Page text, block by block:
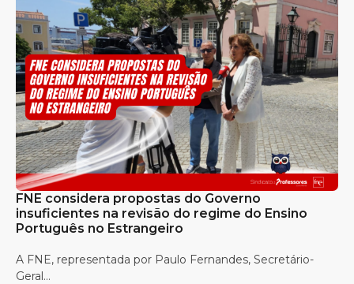
FNE considera propostas do Governo
insuficientes na revisão do regime do Ensino
Português no Estrangeiro
A FNE, representada por Paulo Fernandes, Secretário-
Geral...